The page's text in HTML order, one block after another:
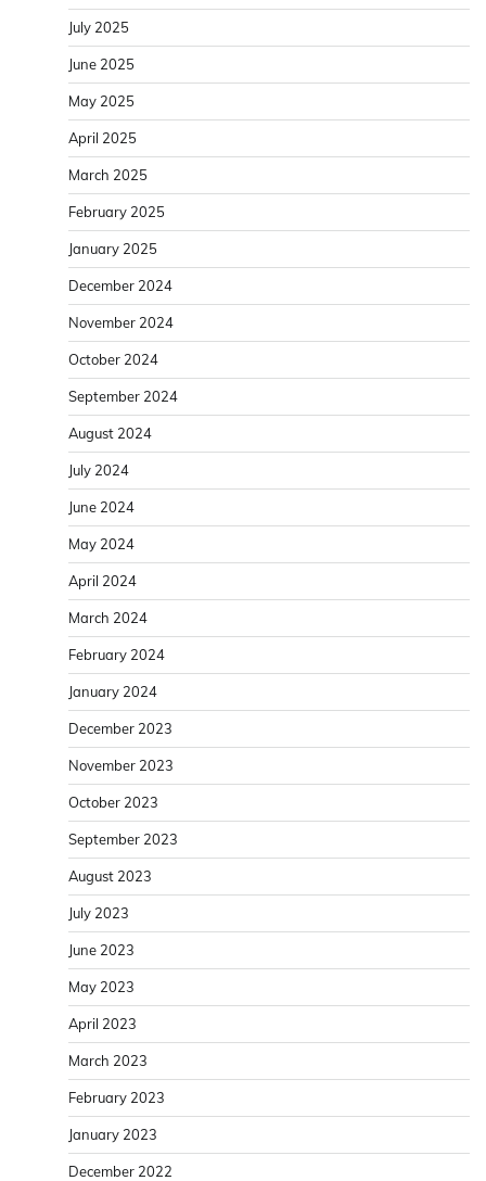
July 2025
June 2025
May 2025
April 2025
March 2025
February 2025
January 2025
December 2024
November 2024
October 2024
September 2024
August 2024
July 2024
June 2024
May 2024
April 2024
March 2024
February 2024
January 2024
December 2023
November 2023
October 2023
September 2023
August 2023
July 2023
June 2023
May 2023
April 2023
March 2023
February 2023
January 2023
December 2022